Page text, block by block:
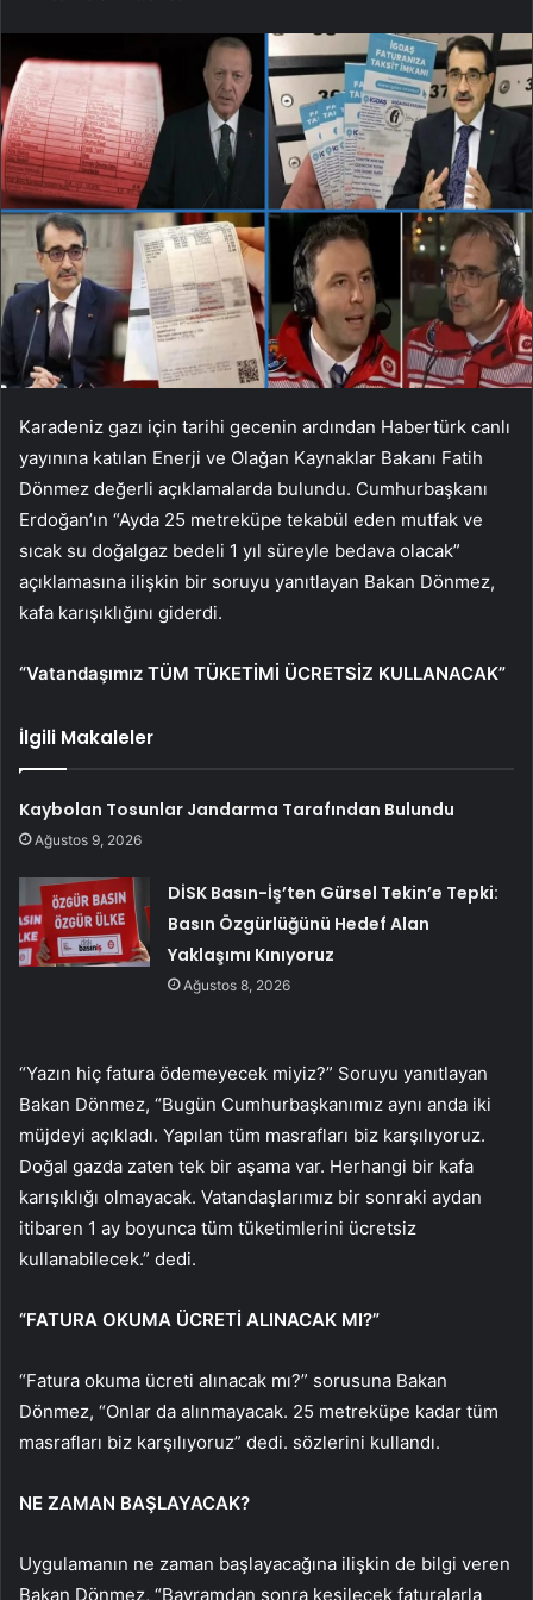
Karadeniz gazı için tarihi gecenin ardından Habertürk canlı
yayınına katılan Enerji ve Olağan Kaynaklar Bakanı Fatih
Dönmez değerli açıklamalarda bulundu. Cumhurbaşkanı
Erdoğan’ın “Ayda 25 metreküpe tekabül eden mutfak ve
sıcak su doğalgaz bedeli 1 yıl süreyle bedava olacak”
açıklamasına ilişkin bir soruyu yanıtlayan Bakan Dönmez,
kafa karışıklığını giderdi.
“Vatandaşımız TÜM TÜKETİMİ ÜCRETSİZ KULLANACAK”
İlgili Makaleler
Kaybolan Tosunlar Jandarma Tarafından Bulundu
Ağustos 9, 2026
DİSK Basın-İş’ten Gürsel Tekin’e Tepki:
Basın Özgürlüğünü Hedef Alan
Yaklaşımı Kınıyoruz
Ağustos 8, 2026
“Yazın hiç fatura ödemeyecek miyiz?” Soruyu yanıtlayan
Bakan Dönmez, “Bugün Cumhurbaşkanımız aynı anda iki
müjdeyi açıkladı. Yapılan tüm masrafları biz karşılıyoruz.
Doğal gazda zaten tek bir aşama var. Herhangi bir kafa
karışıklığı olmayacak. Vatandaşlarımız bir sonraki aydan
itibaren 1 ay boyunca tüm tüketimlerini ücretsiz
kullanabilecek.” dedi.
“FATURA OKUMA ÜCRETİ ALINACAK MI?”
“Fatura okuma ücreti alınacak mı?” sorusuna Bakan
Dönmez, “Onlar da alınmayacak. 25 metreküpe kadar tüm
masrafları biz karşılıyoruz” dedi. sözlerini kullandı.
NE ZAMAN BAŞLAYACAK?
Uygulamanın ne zaman başlayacağına ilişkin de bilgi veren
Bakan Dönmez, “Bayramdan sonra kesilecek faturalarla